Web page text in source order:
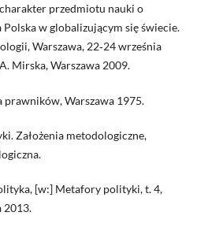
przedmiotu nauki o
w globalizującym się świecie.
Warszawa, 22‑24 września
Mirska, Warszawa 2009.
Warszawa 1975.
Założenia metodologiczne,
[w:] Metafory polityki, t. 4,
2013.